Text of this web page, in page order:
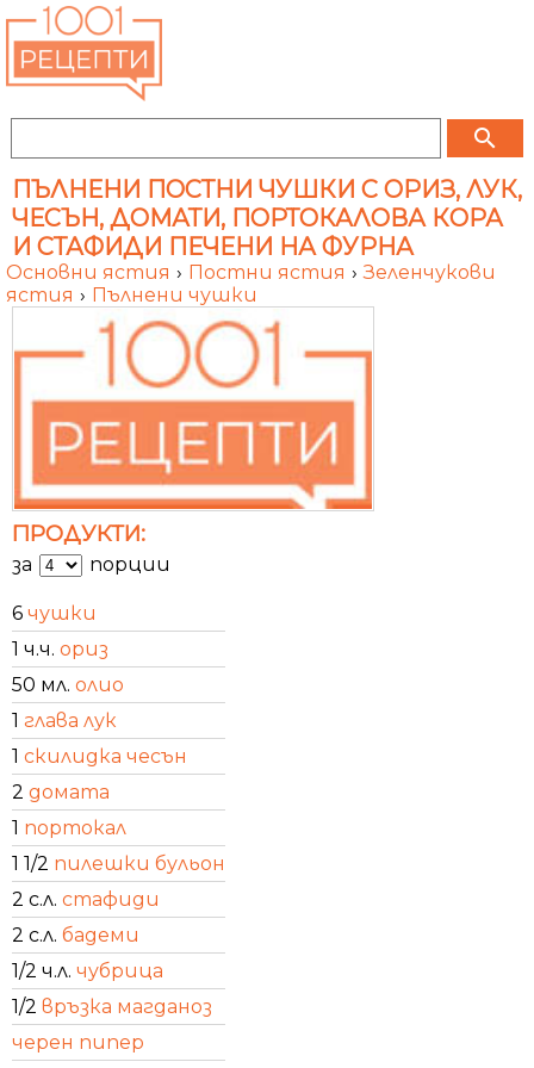
search
ПЪЛНЕНИ ПОСТНИ ЧУШКИ С ОРИЗ, ЛУК,
ЧЕСЪН, ДОМАТИ, ПОРТОКАЛОВА КОРА
И СТАФИДИ ПЕЧЕНИ НА ФУРНА
Основни ястия › Постни ястия › Зеленчукови
ястия › Пълнени чушки
ПРОДУКТИ:
за порции
6 чушки
1 ч.ч. ориз
50 мл. олио
1 глава лук
1 скилидка чесън
2 домата
1 портокал
1 1/2 пилешки бульон
2 с.л. стафиди
2 с.л. бадеми
1/2 ч.л. чубрица
1/2 връзка магданоз
черен пипер